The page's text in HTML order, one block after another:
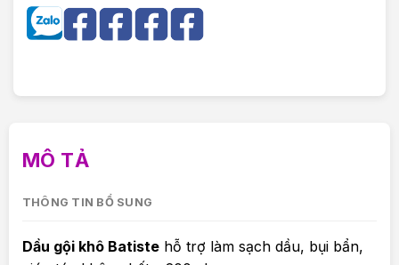
MÔ TẢ
THÔNG TIN BỔ SUNG
Dầu gội khô Batistehỗ trợ làm sạch dầu, bụi bẩn,